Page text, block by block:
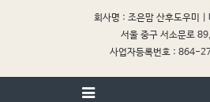
회사명 : 조은맘 산후도우미 |
서울 중구 서소문로
사업자등록번호 : 864-